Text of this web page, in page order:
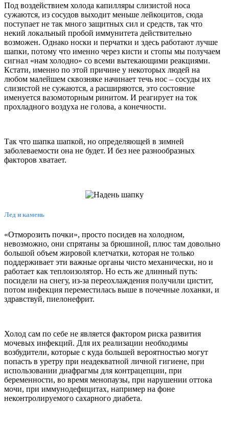
Под воздействием холода капилляры слизистой носа
сужаются, из сосудов выходит меньше лейкоцитов, сюда
поступает не так много защитных сил и средств, так что
некий локальный пробой иммунитета действительно
возможен. Однако носки и перчатки и здесь работают лучше
шапки, потому что именно через кисти и стопы мы получаем
сигнал «нам холодно» со всеми вытекающими реакциями.
Кстати, именно по этой причине у некоторых людей на
любом малейшем сквозняке начинает течь нос – сосуды их
слизистой не сужаются, а расширяются, это состояние
именуется вазомоторным ринитом. И реагирует на ток
прохладного воздуха не голова, а конечности.
Так что шапка шапкой, но определяющей в зимней
заболеваемости она не будет. И без нее разнообразных
факторов хватает.
Лед и камень
«Отморозить почки», просто посидев на холодном,
невозможно, они спрятаны за брюшиной, плюс там довольно
большой объем жировой клетчатки, которая не только
поддерживает эти важные органы чисто механически, но и
работает как теплоизолятор. Но есть же длинный путь:
посидели на снегу, из-за переохлаждения получили цистит,
потом инфекция переместилась выше в почечные лоханки, и
здравствуй, пиелонефрит.
Холод сам по себе не является фактором риска развития
мочевых инфекций. Для их реализации необходимы
возбудители, которые с куда большей вероятностью могут
попасть в уретру при неадекватной личной гигиене, при
использовании диафрагмы для контрацепции, при
беременности, во время менопаузы, при нарушении оттока
мочи, при иммунодефицитах, например на фоне
неконтролируемого сахарного диабета.